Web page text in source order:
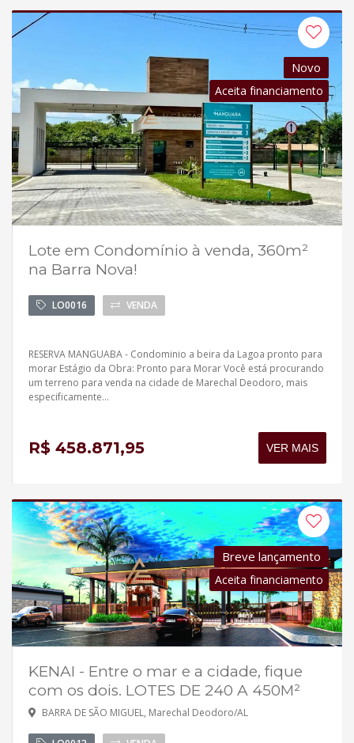
Novo
Aceita financiamento
Lote em Condomínio à venda, 360m²
na Barra Nova!
LO0016 VENDA
RESERVA MANGUABA - Condominio a beira da Lagoa pronto para
morar Estágio da Obra: Pronto para Morar Você está procurando
um terreno para venda na cidade de Marechal Deodoro, mais
especificamente...
R$ 458.871,95 VER MAIS
Breve lançamento
Aceita financiamento
KENAI - Entre o mar e a cidade, fique
com os dois. LOTES DE 240 A 450M²
BARRA DE SÃO MIGUEL, Marechal Deodoro/AL